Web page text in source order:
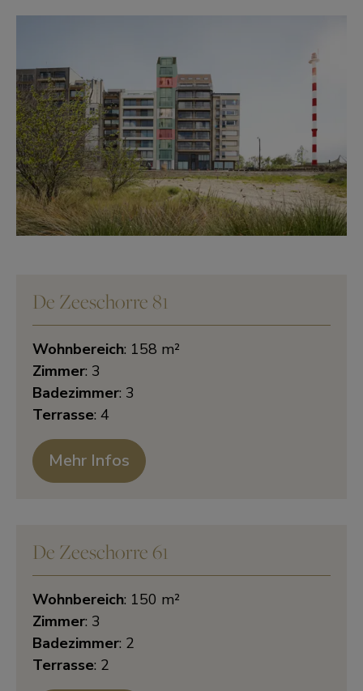
De Zeeschorre 81
Wohnbereich: 158 m²
Zimmer: 3
Badezimmer: 3
Terrasse: 4
Mehr Infos
De Zeeschorre 61
Wohnbereich: 150 m²
Zimmer: 3
Badezimmer: 2
Terrasse: 2